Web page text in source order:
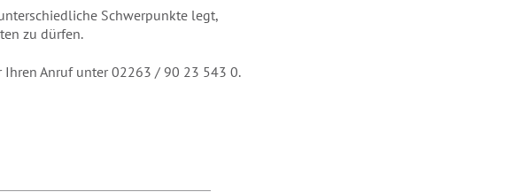
Schwerpunkte legt,
zu dürfen.
Ihren Anruf unter 02263 / 90 23 543 0.